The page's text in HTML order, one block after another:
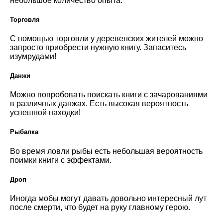
Торговля
С помощью торговли у деревенских жителей можно
запросто приобрести нужную книгу. Запаситесь
изумрудами!
Данжи
Можно попробовать поискать книги с зачарованиями
в различных данжах. Есть высокая вероятность
успешной находки!
Рыбалка
Во время ловли рыбы есть небольшая вероятность
поимки книги с эффектами.
Дроп
Иногда мобы могут давать довольно интересный лут
после смерти, что будет на руку главному герою.